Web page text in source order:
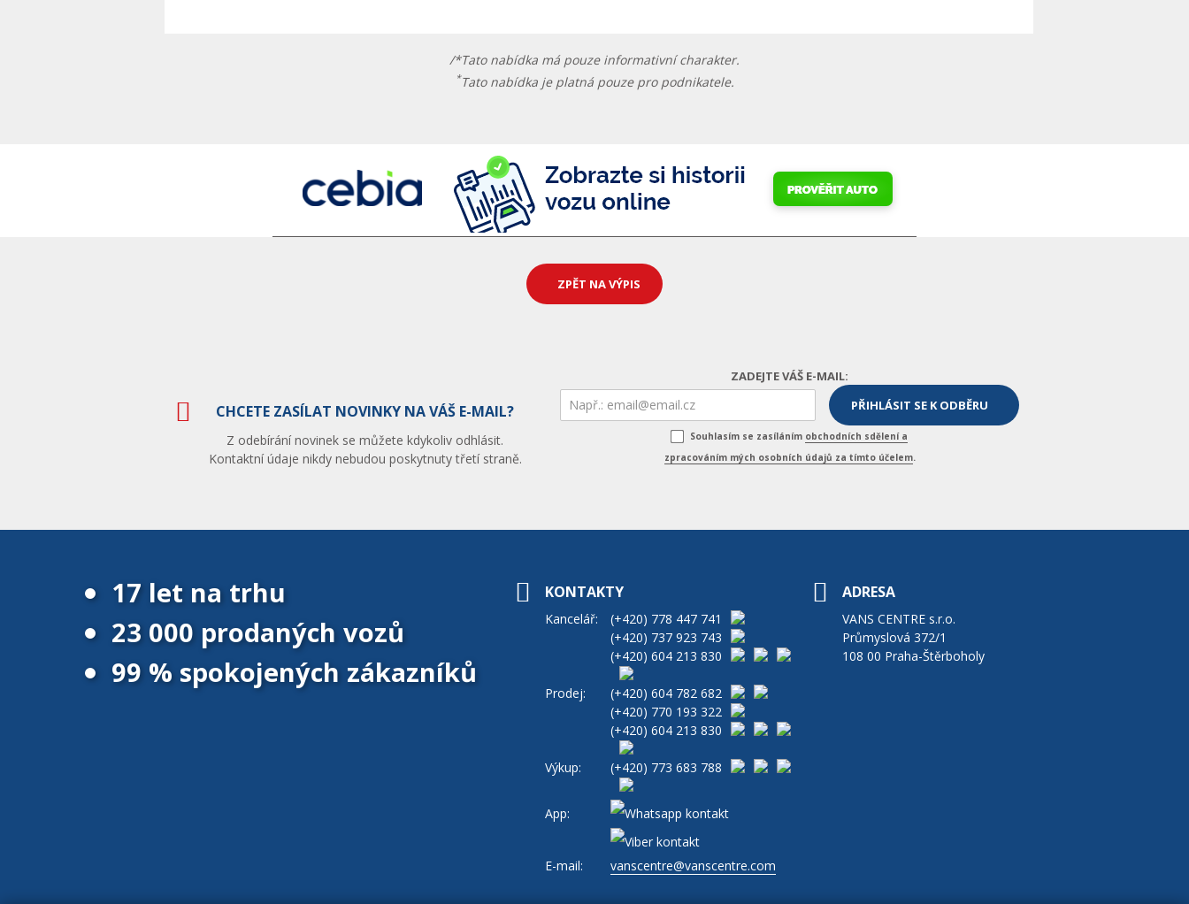
/*Tato nabídka má pouze informativní charakter.
*Tato nabídka je platná pouze pro podnikatele.
ZPĚT NA VÝPIS
CHCETE ZASÍLAT NOVINKY NA VÁŠ E-MAIL?
Z odebírání novinek se můžete kdykoliv odhlásit.
Kontaktní údaje nikdy nebudou poskytnuty třetí straně.
ZADEJTE VÁŠ E-MAIL:
Souhlasím se zasíláním obchodních sdělení a
zpracováním mých osobních údajů za tímto účelem.
17 let na trhu
23 000 prodaných vozů
99 % spokojených zákazníků
KONTAKTY
Kancelář: (+420) 778 447 741
(+420) 737 923 743
(+420) 604 213 830
Prodej: (+420) 604 782 682
(+420) 770 193 322
(+420) 604 213 830
Výkup: (+420) 773 683 788
App:
E-mail: vanscentre@vanscentre.com
ADRESA
VANS CENTRE s.r.o.
Průmyslová 372/1
108 00 Praha-Štěrboholy